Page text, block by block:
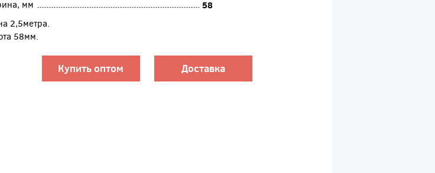
мм
58
2,5метра.
58мм.
Купить оптом Доставка